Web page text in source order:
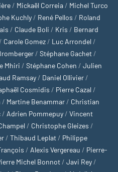
/ Mickaël Correia / Michel Turco
Kuchly / René Pellos / Roland
/ Claude Boli / Kris / Bernard
/ Carole Gomez / Luc Arrondel /
/ Stéphane Gachet /
Mhiri / Stéphane Cohen / Julien
Ramsay / Daniel Ollivier /
Cosmidis / Pierre Cazal /
/ Martine Benammar / Christian
/ Adrien Pommepuy / Vincent
/ Christophe Gleizes /
/ Thibaud Leplat / Philippe
/ Alexis Vergereau / Pierre-
Michel Bonnot / Javi Rey /